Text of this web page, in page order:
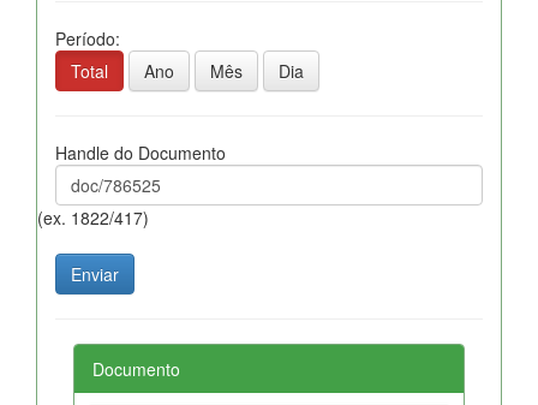
Período:
Total
Ano Mês Dia
Handle do Documento
(ex. 1822/417)
Documento